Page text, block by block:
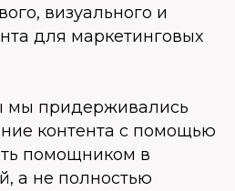
визуального и
для маркетинговых
мы придерживались
контента с помощью
помощником в
а не полностью